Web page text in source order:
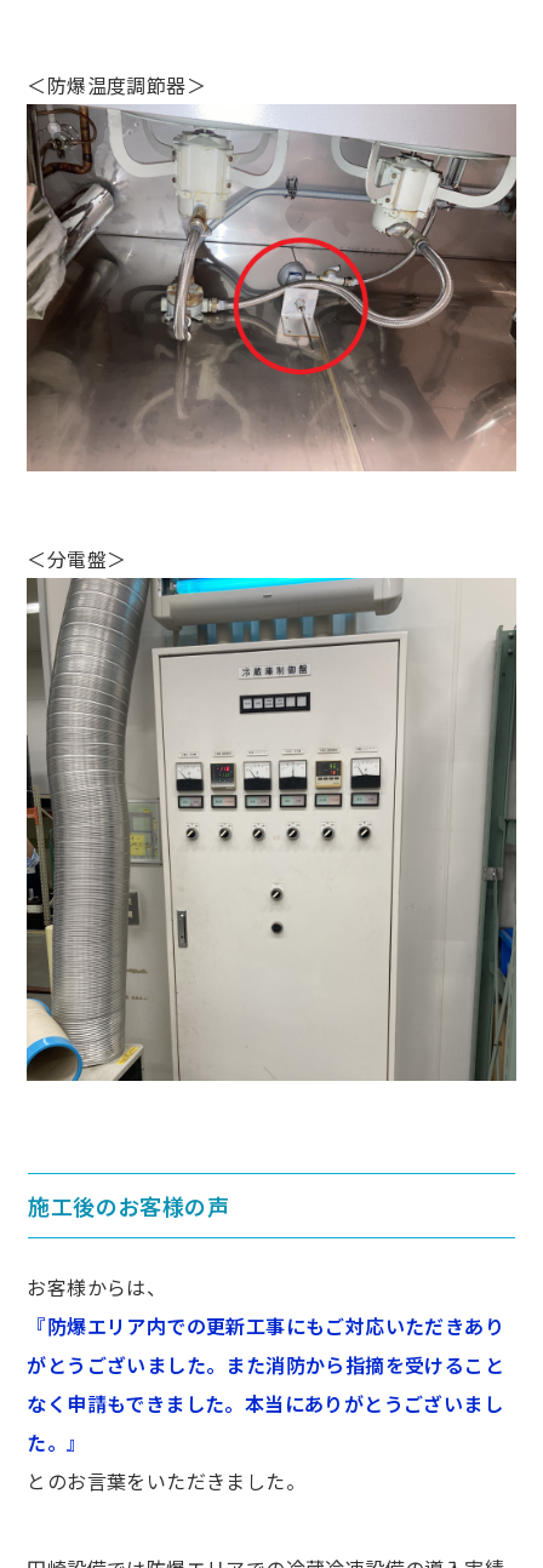
＜防爆温度調節器＞
＜分電盤＞
施工後のお客様の声
お客様からは、
『防爆エリア内での更新工事にもご対応いただきあり
がとうございました。また消防から指摘を受けること
なく申請もできました。本当にありがとうございまし
た。』
とのお言葉をいただきました。